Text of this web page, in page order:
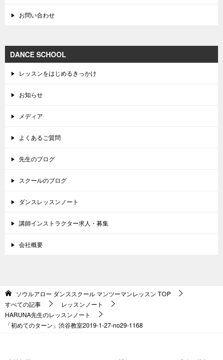
お問い合わせ
DANCE SCHOOL
レッスンをはじめるきっかけ
お知らせ
メディア
よくあるご質問
先生のブログ
スクールのブログ
ダンスレッスンノート
講師インストラクター求人・募集
会社概要
ソウルアロー ダンススクール マンツーマンレッスン TOP
すべての記事
レッスンノート
HARUNA先生のレッスンノート
「初めてのターン」渋谷教室2019-1-27-no29-1168